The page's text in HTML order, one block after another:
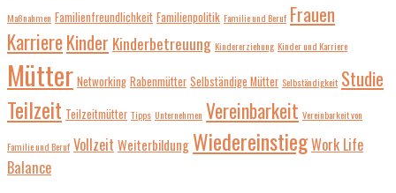
Maßnahmen Familienfreundlichkeit Familienpolitik Familie und Beruf Frauen
KarriereKinder Kinderbetreuung Kindererziehung Kinder und Karriere
Mütter Networking Rabenmütter Selbständige Mütter Selbständigkeit Studie
Teilzeit Teilzeitmütter Tipps Unternehmen Vereinbarkeit Vereinbarkeit von
Familie und Beruf Vollzeit Weiterbildung WiedereinstiegWork Life
Balance